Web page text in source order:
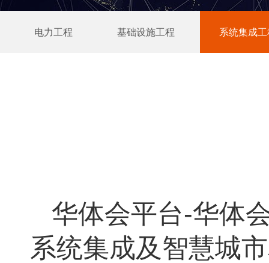
电力工程 基础设施工程 系统集成
华体会平台-华体
系统集成及智慧城